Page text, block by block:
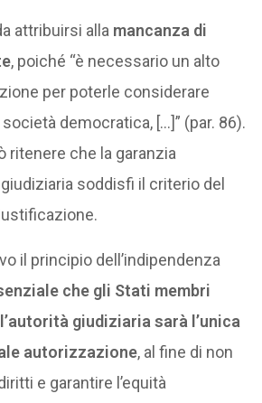
attribuirsi alla mancanza di
, poiché “è necessario un alto
per poterle considerare
democratica, […]” (par. 86).
ritenere che la garanzia
soddisfi il criterio del
il principio dell’indipendenza
che gli Stati membri
giudiziaria sarà l’unica
autorizzazione, al fine di non
e garantire l’equità